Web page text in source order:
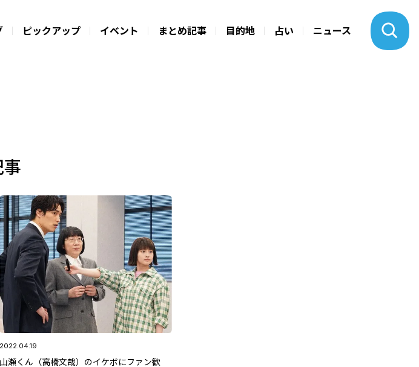
ピックアップ イベント まとめ記事 目的地 占い ニュース
事
2022.04.19
山瀬くん（高橋文哉）のイケボにファン歓